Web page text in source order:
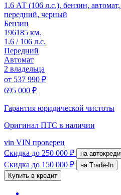
1.6 АТ (106 л.с.), бензин,
передний, черный
Бензин
196185 км.
1.6 / 106 л.с.
Передний
Автомат
2 владельца
от 537 990 ₽
695 000 ₽
Гарантия юридической чистоты
Оригинал ПТС в наличии
vin VIN проверен
Скидка до 250 000 ₽ на
Скидка до 150 000 ₽
на Trade-In
Купить в кредит